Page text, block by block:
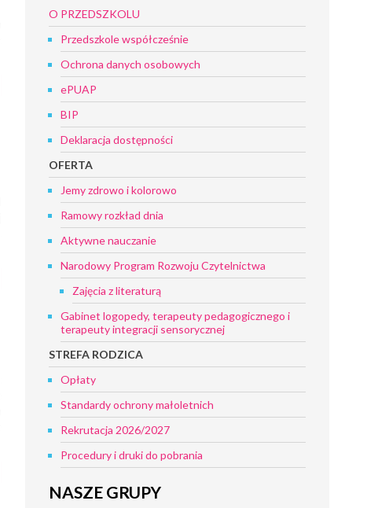
O PRZEDSZKOLU
Przedszkole współcześnie
Ochrona danych osobowych
ePUAP
BIP
Deklaracja dostępności
OFERTA
Jemy zdrowo i kolorowo
Ramowy rozkład dnia
Aktywne nauczanie
Narodowy Program Rozwoju Czytelnictwa
Zajęcia z literaturą
Gabinet logopedy, terapeuty pedagogicznego i
terapeuty integracji sensorycznej
STREFA RODZICA
Opłaty
Standardy ochrony małoletnich
Rekrutacja 2026/2027
Procedury i druki do pobrania
NASZE GRUPY